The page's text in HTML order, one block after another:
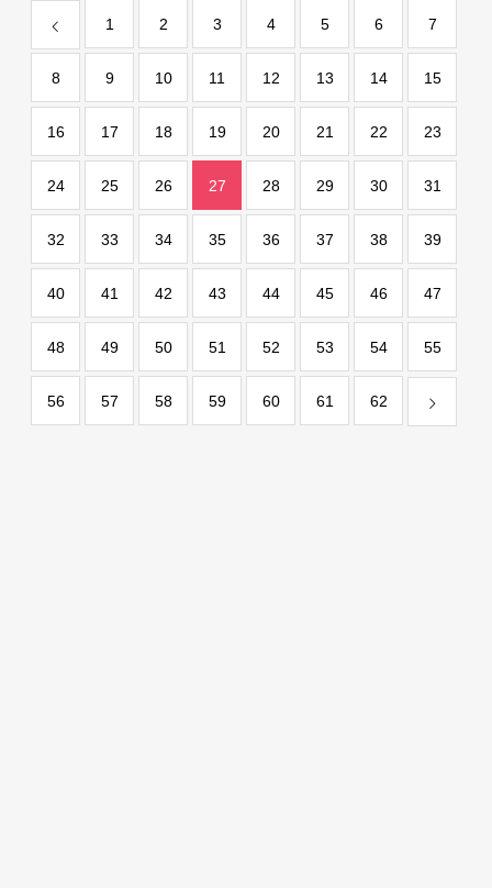
1 2 3 4 5 6 7
8 9 10 11 12 13 14 15
16 17 18 19 20 21 22 23
24 25 26 27 28 29 30 31
32 33 34 35 36 37 38 39
40 41 42 43 44 45 46 47
48 49 50 51 52 53 54 55
56 57 58 59 60 61 62